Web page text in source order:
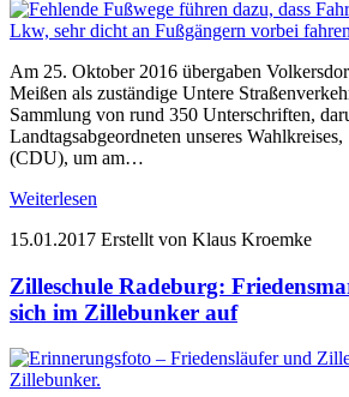
Am 25. Oktober 2016 übergaben
Meißen als zuständige Untere
Sammlung von rund 350 Unterschriften,
Landtagsabgeordneten unseres Wahlkreises,
(CDU), um am…
Weiterlesen
15.01.2017 Erstellt von Klaus Kroemke
Zilleschule Radeburg:
sich im Zillebunker auf